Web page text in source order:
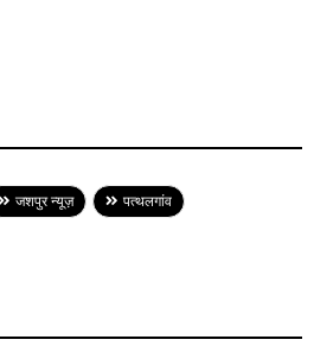
जशपुर न्यूज़ पत्थलगांव